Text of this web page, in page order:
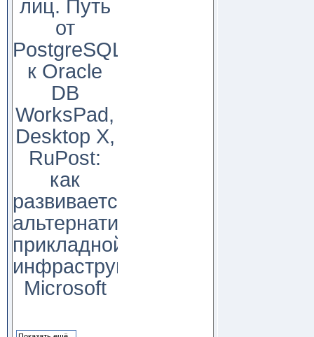
лиц. Путь
от
PostgreSQL
к Oracle
DB
WorksPad,
Desktop X,
RuPost:
как
развивается
альтернатива
прикладной
инфраструктуре
Microsoft